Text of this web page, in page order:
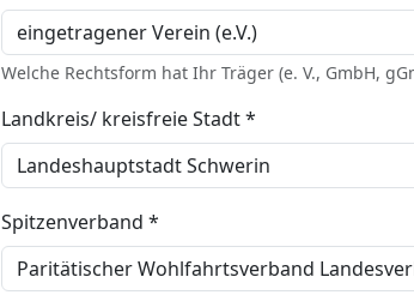
Welche Rechtsform hat Ihr Träger (e. V., GmbH,
Landkreis/ kreisfreie Stadt *
Spitzenverband *